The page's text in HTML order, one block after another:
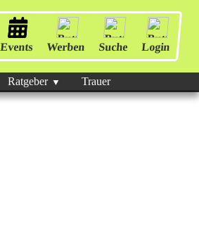
Events Werben Suche Login
Ratgeber Trauer